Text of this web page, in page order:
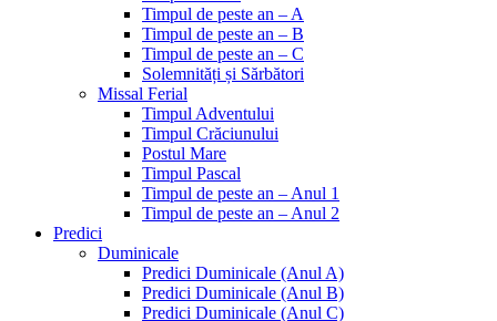
Timpul de peste an – A
Timpul de peste an – B
Timpul de peste an – C
Solemnități și Sărbători
Missal Ferial
Timpul Adventului
Timpul Crăciunului
Postul Mare
Timpul Pascal
Timpul de peste an – Anul 1
Timpul de peste an – Anul 2
Predici
Duminicale
Predici Duminicale (Anul A)
Predici Duminicale (Anul B)
Predici Duminicale (Anul C)